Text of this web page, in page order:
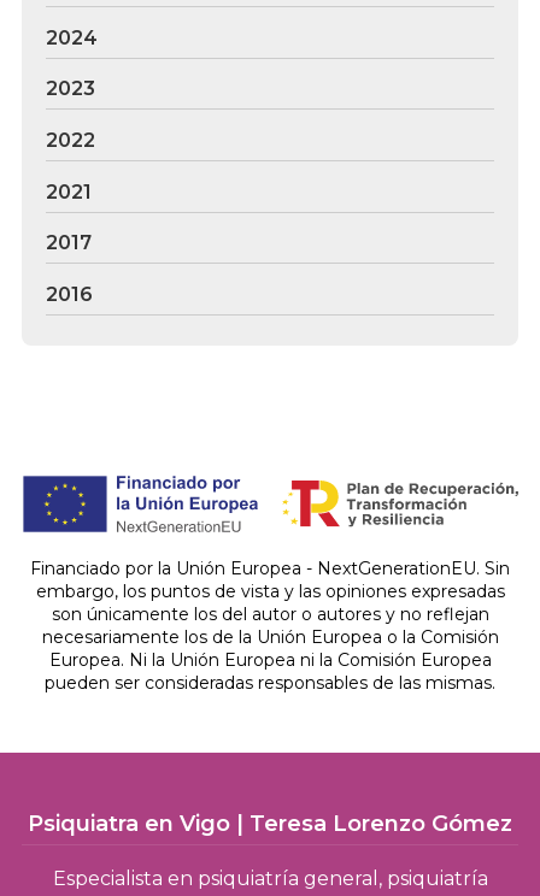
2024
2023
2022
2021
2017
2016
Financiado por la Unión Europea - NextGenerationEU. Sin
embargo, los puntos de vista y las opiniones expresadas
son únicamente los del autor o autores y no reflejan
necesariamente los de la Unión Europea o la Comisión
Europea. Ni la Unión Europea ni la Comisión Europea
pueden ser consideradas responsables de las mismas.
Psiquiatra en Vigo | Teresa Lorenzo Gómez
Especialista en psiquiatría general, psiquiatría